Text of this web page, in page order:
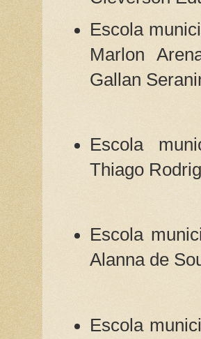
Escola
Marlon
Gallan
Escola
Thiago
Escola
Alanna de
Escola